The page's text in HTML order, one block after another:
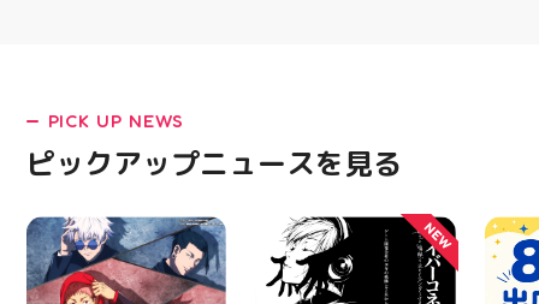
LATEST!
ピックアップニュース
ラ雑貨 コレクション
HUBSTORE 数量限定 新
商品入荷
PICK UP NEWS
ピックアップニュースを見る
NEW